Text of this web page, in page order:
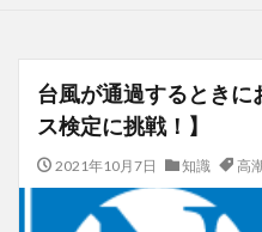
台風が通過するとき
ス検定に挑戦！】
2021年10月7日 知識 高